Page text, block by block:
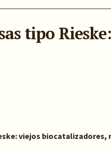
tipo
viejos biocatalizadores,